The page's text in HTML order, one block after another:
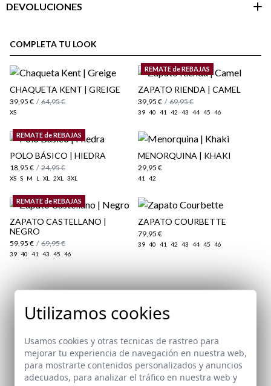
Paquetes y envíos
DEVOLUCIONES
cliente
aquí
COMPLETA TU LOOK
CHAQUETA KENT | GREIGE
39,95 € / 64,95 €
XS
REMATE de REBAJAS
ZAPATO RIENDA | CAMEL
39,95 € / 69,95 €
39 40 41 42 43 44 45 46
REMATE de REBAJAS
POLO BÁSICO | HIEDRA
18,95 € / 24,95 €
XS S M L XL 2XL 3XL
MENORQUINA | KHAKI
29,95 €
41 42
REMATE de REBAJAS
ZAPATO CASTELLANO |
NEGRO
59,95 € / 69,95 €
39 40 41 43 45 46
ZAPATO COURBETTE
79,95 €
39 40 41 42 43 44 45 46
Email
He leído y acepto vuestraprotección de datos
Utilizamos cookies
Usamos cookies y otras tecnicas de rastreo para
mejorar tu experiencia de navegación en nuestra web,
para mostrarte contenidos personalizados y anuncios
adecuados, para analizar el tráfico en nuestra web y